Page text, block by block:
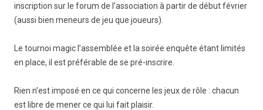
inscription sur le forum de l’association à partir de début février
(aussi bien meneurs de jeu que joueurs).
Le tournoi magic l’assemblée et la soirée enquête étant limités
en place, il est préférable de se pré-inscrire.
Rien n’est imposé en ce qui concerne les jeux de rôle : chacun
est libre de mener ce qui lui fait plaisir.